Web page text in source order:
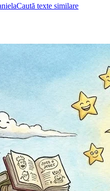
Caută texte similare